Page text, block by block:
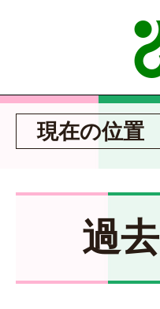
現在の位置
過